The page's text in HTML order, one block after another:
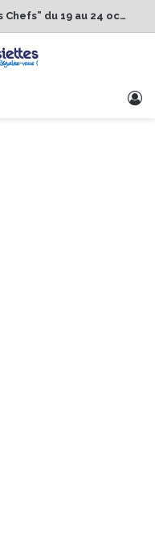
1er Édition de “La Semaine des Chefs” du 19 au 24 octobre 2026